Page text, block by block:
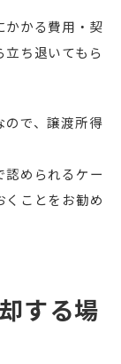
かかる費用・契
ち退いてもら
ので、譲渡所得
められるケー
ことをお勧め
する場